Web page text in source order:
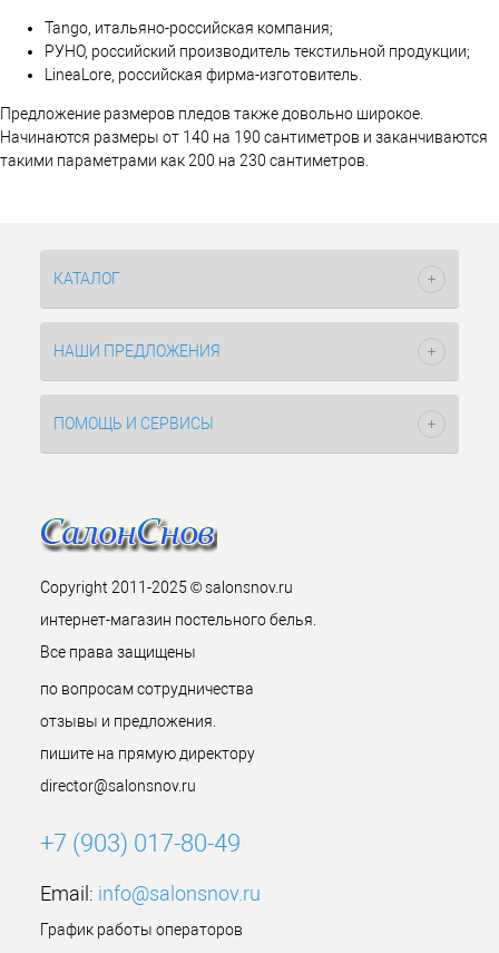
Tango, итальяно-российская компания;
РУНО, российский производитель текстильной продукции;
LineaLore, российская фирма-изготовитель.
Предложение размеров пледов также довольно широкое.
Начинаются размеры от 140 на 190 сантиметров и заканчиваются
такими параметрами как 200 на 230 сантиметров.
КАТАЛОГ
НАШИ ПРЕДЛОЖЕНИЯ
ПОМОЩЬ И СЕРВИСЫ
Copyright 2011-2025 © salonsnov.ru
интернет-магазин постельного белья.
Все права защищены
по вопросам сотрудничества
отзывы и предложения.
пишите на прямую директору
director@salonsnov.ru
+7 (903) 017-80-49
Email: info@salonsnov.ru
График работы операторов